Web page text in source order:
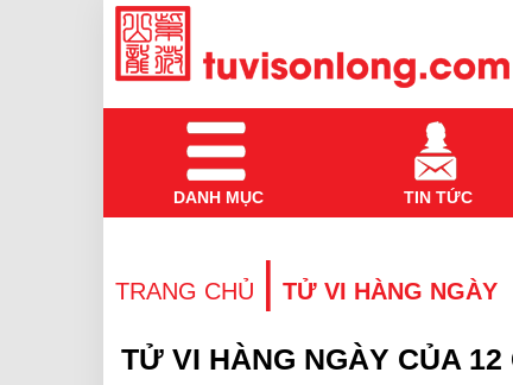
DANH MỤC TIN TỨC
TRANG CHỦ | TỬ VI HÀNG NGÀY
TỬ VI HÀNG NGÀY CỦA